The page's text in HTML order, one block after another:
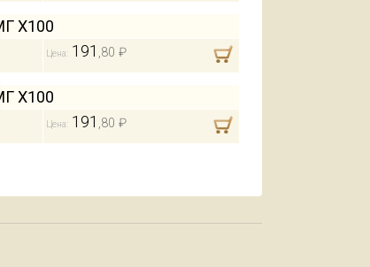
Х100
Цена: 191 ,80 ₽
Х100
Цена: 191 ,80 ₽